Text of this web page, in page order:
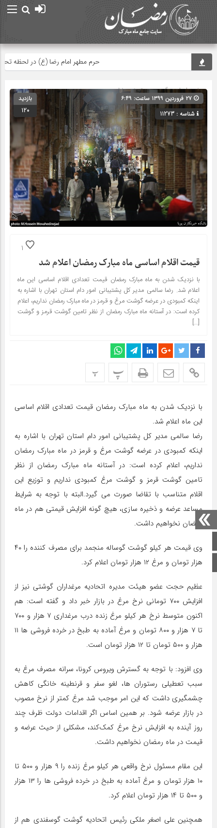
اینستاگرام
حرم مطهر امام رضا (ع) در لحظه تحویل
صفحه اصلی» گروه » دسته‌بندی نشده
شناسه : 11273
بازدید
120
1
قیمت اقلام اساسی ماه مبارک رمضان اعلام شد
با نزدیک شدن به ماه مبارک رمضان قیمت تعدادی اقلام اساسی این ماه
اعلام شد. رضا سالمی مدیر کل پشتیبانی امور دام استان تهران با اشاره به
اینکه کمبودی در عرضه گوشت مرغ و قرمز در ماه مبارک رمضان نداریم، اعلام
کرده است: در آستانه ماه مبارک رمضان از نظر تامین گوشت قرمز و گوشت
[…]
پ پ
با نزدیک شدن به ماه مبارک رمضان قیمت تعدادی اقلام اساسی
این ماه اعلام شد.
رضا سالمی مدیر کل پشتیبانی امور دام استان تهران با اشاره به
اینکه کمبودی در عرضه گوشت مرغ و قرمز در ماه مبارک رمضان
نداریم، اعلام کرده است: در آستانه ماه مبارک رمضان از نظر
تامین گوشت قرمز و گوشت مرغ کمبودی نداریم و توزیع این
اقلام متناسب با تقاضا صورت می گیرد.البته با توجه به شرایط
مساعد عرضه و ذخیره سازی، هیچ گونه افزایش قیمتی هم در ماه
رمضان نخواهیم داشت.
وی قیمت هر کیلو گوشت گوساله منجمد برای مصرف کننده را ۴۰
هزار تومان و مرغ ۱۲ هزار تومان اعلام کرد.
عظیم حجت عضو هیئت مدیره اتحادیه مرغداران گوشتی نیز از
افزایش‌ ۷۰۰ تومانی نرخ مرغ در بازار خبر داد و گفته است: هم
اکنون متوسط نرخ هر کیلو مرغ زنده درب مرغداری ۷ هزار و ۷۰۰
تا ۷ هزار و ۸۰۰ تومان و مرغ آماده به طبخ در خرده فروشی ها ۱۱
هزار و ۵۰۰ تومان تا ۱۲ هزار تومان است.
وی افزود: با توجه به گسترش ویروس کرونا، سرانه مصرف مرغ به
سبب تعطیلی رستوران ها، لغو سفر و قرنطینه خانگی کاهش
چشمگیری داشت که این امر موجب شد مرغ کمتر از نرخ مصوب
در بازار عرضه شود. بر همین اساس اگر اقدامات دولت ظرف چند
روز آینده به افزایش‌ نرخ مرغ کمک‌کند، مشکلی از حیث عرضه و
قیمت در ماه رمضان‌ نخواهیم داشت.
این مقام مسئول نرخ واقعی هر کیلو مرغ زنده را ۹ هزار و ۵۰۰ تا
۱۰ هزار تومان و مرغ آماده به طبخ در خرده فروشی ها را ۱۳ هزار
و ۵۰۰ تا ۱۴ هزار تومان اعلام کرد.
همچنین علی اصغر ملکی رئیس اتحادیه گوشت گوسفندی هم از